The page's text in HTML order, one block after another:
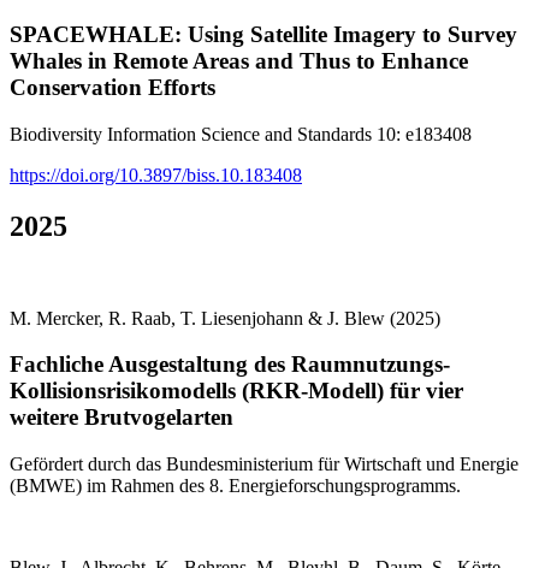
SPACEWHALE: Using Satellite Imagery to Survey
Whales in Remote Areas and Thus to Enhance
Conservation Efforts
Biodiversity Information Science and Standards 10: e183408
https://doi.org/10.3897/biss.10.183408
2025
M. Mercker, R. Raab, T. Liesenjohann & J. Blew (2025)
Fachliche Ausgestaltung des Raumnutzungs-
Kollisionsrisikomodells (RKR-Modell) für vier
weitere Brutvogelarten
Gefördert durch das Bundesministerium für Wirtschaft und Energie
(BMWE) im Rahmen des 8. Energieforschungsprogramms.